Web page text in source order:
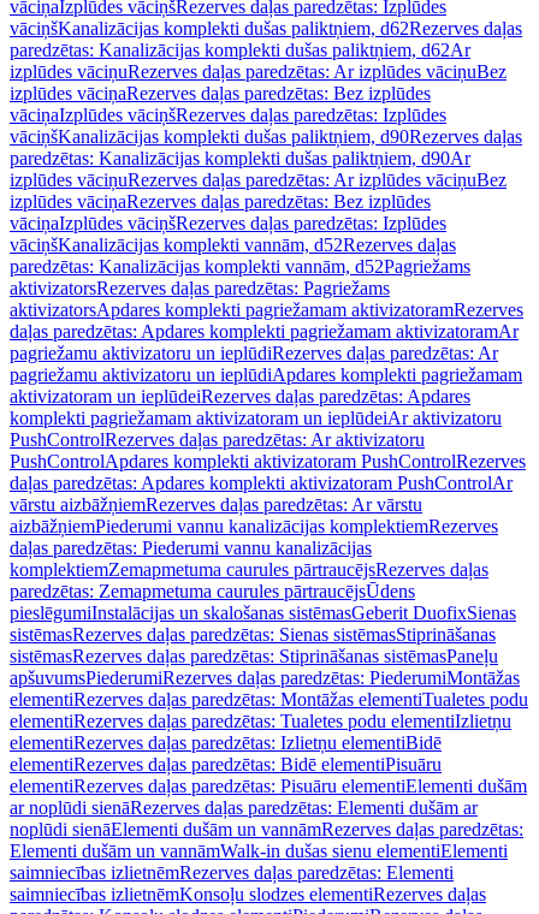
vāciņaIzplūdes vāciņšRezerves daļas paredzētas: Izplūdes
vāciņšKanalizācijas komplekti dušas paliktņiem, d62Rezerves daļas
paredzētas: Kanalizācijas komplekti dušas paliktņiem, d62Ar
izplūdes vāciņuRezerves daļas paredzētas: Ar izplūdes vāciņuBez
izplūdes vāciņaRezerves daļas paredzētas: Bez izplūdes
vāciņaIzplūdes vāciņšRezerves daļas paredzētas: Izplūdes
vāciņšKanalizācijas komplekti dušas paliktņiem, d90Rezerves daļas
paredzētas: Kanalizācijas komplekti dušas paliktņiem, d90Ar
izplūdes vāciņuRezerves daļas paredzētas: Ar izplūdes vāciņuBez
izplūdes vāciņaRezerves daļas paredzētas: Bez izplūdes
vāciņaIzplūdes vāciņšRezerves daļas paredzētas: Izplūdes
vāciņšKanalizācijas komplekti vannām, d52Rezerves daļas
paredzētas: Kanalizācijas komplekti vannām, d52Pagriežams
aktivizatorsRezerves daļas paredzētas: Pagriežams
aktivizatorsApdares komplekti pagriežamam aktivizatoramRezerves
daļas paredzētas: Apdares komplekti pagriežamam aktivizatoramAr
pagriežamu aktivizatoru un ieplūdiRezerves daļas paredzētas: Ar
pagriežamu aktivizatoru un ieplūdiApdares komplekti pagriežamam
aktivizatoram un ieplūdeiRezerves daļas paredzētas: Apdares
komplekti pagriežamam aktivizatoram un ieplūdeiAr aktivizatoru
PushControlRezerves daļas paredzētas: Ar aktivizatoru
PushControlApdares komplekti aktivizatoram PushControlRezerves
daļas paredzētas: Apdares komplekti aktivizatoram PushControlAr
vārstu aizbāžņiemRezerves daļas paredzētas: Ar vārstu
aizbāžņiemPiederumi vannu kanalizācijas komplektiemRezerves
daļas paredzētas: Piederumi vannu kanalizācijas
komplektiemZemapmetuma caurules pārtraucējsRezerves daļas
paredzētas: Zemapmetuma caurules pārtraucējsŪdens
pieslēgumiInstalācijas un skalošanas sistēmasGeberit DuofixSienas
sistēmasRezerves daļas paredzētas: Sienas sistēmasStiprināšanas
sistēmasRezerves daļas paredzētas: Stiprināšanas sistēmasPaneļu
apšuvumsPiederumiRezerves daļas paredzētas: PiederumiMontāžas
elementiRezerves daļas paredzētas: Montāžas elementiTualetes podu
elementiRezerves daļas paredzētas: Tualetes podu elementiIzlietņu
elementiRezerves daļas paredzētas: Izlietņu elementiBidē
elementiRezerves daļas paredzētas: Bidē elementiPisuāru
elementiRezerves daļas paredzētas: Pisuāru elementiElementi dušām
ar noplūdi sienāRezerves daļas paredzētas: Elementi dušām ar
noplūdi sienāElementi dušām un vannāmRezerves daļas paredzētas:
Elementi dušām un vannāmWalk-in dušas sienu elementiElementi
saimniecības izlietnēmRezerves daļas paredzētas: Elementi
saimniecības izlietnēmKonsoļu slodzes elementiRezerves daļas